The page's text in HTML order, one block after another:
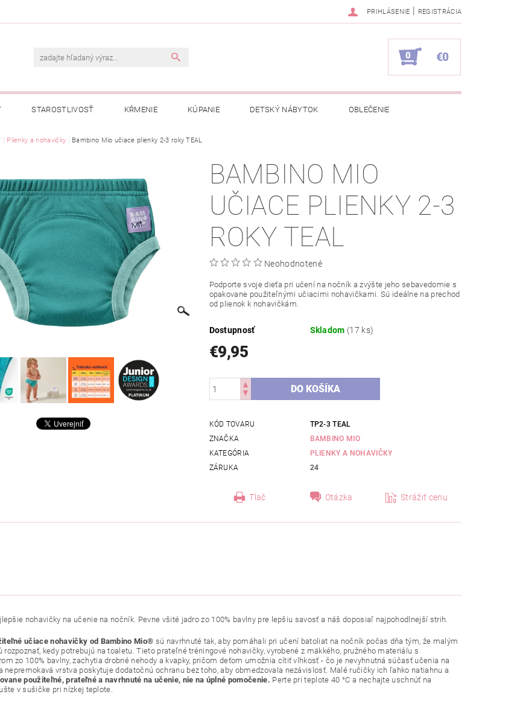
PRIHLÁSENIE | REGISTRÁCIA
0 €0
STAROSTLIVOSŤ KŔMENIE KÚPANIE DETSKÝ NÁBYTOK OBLEČENIE
OBCHODNÉ PODMIENKY OCHRANA OSOBNÝCH ÚDAJOV
Plienky a nohavičky Bambino Mio učiace plienky 2-3 roky TEAL
BAMBINO MIO
UČIACE PLIENKY 2-3
ROKY TEAL
Neohodnotené
Podporte svoje dieťa pri učení na nočník a zvýšte jeho sebavedomie s
opakovane použiteľnými učiacimi nohavičkami. Sú ideálne na prechod
od plienok k nohavičkám.
Dostupnosť Skladom (17 ks)
€9,95
KÓD TOVARU
TP2-3 TEAL
ZNAČKA
BAMBINO MIO
KATEGÓRIA
PLIENKY A NOHAVIČKY
ZÁRUKA
24
Tlač Otázka Strážiť cenu
nohavičky na učenie na nočník. Pevne všité jadro zo 100% bavlny pre lepšiu savosť a náš doposiaľ najpohodlnejší strih.
učiace nohavičky od Bambino Mio® sú navrhnuté tak, aby pomáhali pri učení batoliat na nočník počas dňa tým, že malým
kedy potrebujú na toaletu. Tieto prateľné tréningové nohavičky, vyrobené z mäkkého, pružného materiálu s
zo 100% bavlny, zachytia drobné nehody a kvapky, pričom deťom umožnia cítiť vlhkosť - čo je nevyhnutná súčasť učenia na
nepremokavá vrstva poskytuje dodatočnú ochranu bez toho, aby obmedzovala nezávislosť. Malé ručičky ich ľahko natiahnu a
použiteľné, prateľné a navrhnuté na učenie, nie na úplné pomočenie. Perte pri teplote 40 °C a nechajte uschnúť na
v sušičke pri nízkej teplote.